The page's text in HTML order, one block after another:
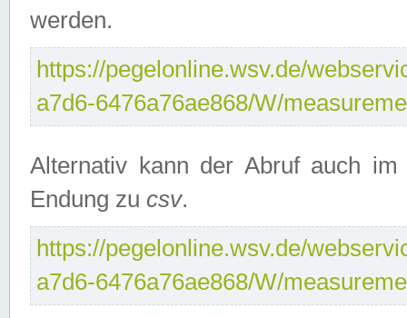
werden.
https://pegelonline.wsv.de/
a7d6-6476a76ae868/W/
Alternativ kann der Abruf auch
Endung zu csv.
https://pegelonline.wsv.de/
a7d6-6476a76ae868/W/